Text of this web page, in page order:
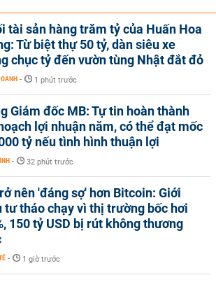
tài sản hàng trăm tỷ của Huấn Hoa
Từ biệt thự 50 tỷ, dàn siêu xe
chục tỷ đến vườn tùng Nhật đắt đỏ
- 1 phút trước
Giám đốc MB: Tự tin hoàn thành
lợi nhuận năm, có thể đạt mốc
tỷ nếu tình hình thuận lợi
- 32 phút trước
nên 'đáng sợ' hơn Bitcoin: Giới
tư tháo chạy vì thị trường bốc hơi
150 tỷ USD bị rút không thương
- 1 giờ trước